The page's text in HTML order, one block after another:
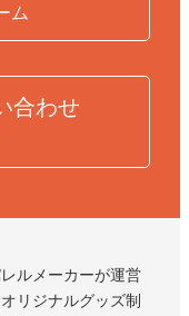
ム
合わせ
ルメーカーが運営
リジナルグッズ制